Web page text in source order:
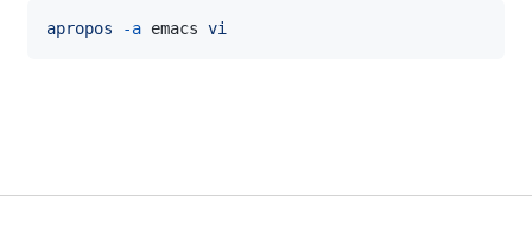
apropos -a emacs vi